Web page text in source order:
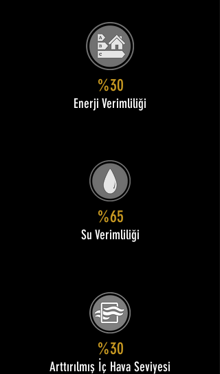
%30
Enerji Verimliliği
%65
Su Verimliliği
%30
Arttırılmış İç Hava Seviyesi